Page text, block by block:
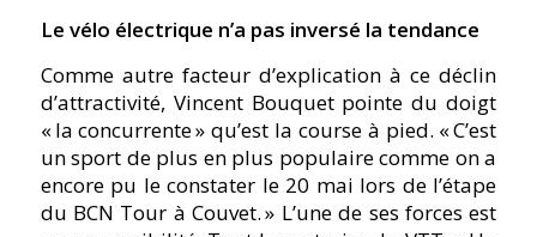
Le vélo électrique n’a pas inversé la tendance
Comme autre facteur d’explication à ce déclin
d’attractivité, Vincent Bouquet pointe du doigt
« la concurrente » qu’est la course à pied. « C’est
un sport de plus en plus populaire comme on a
encore pu le constater le 20 mai lors de l’étape
du BCN Tour à Couvet. » L’une de ses forces est